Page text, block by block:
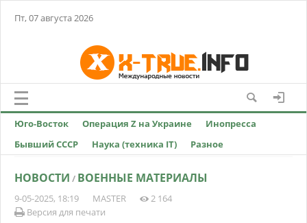
Пт, 07 августа 2026
Юго-Восток Операция Z на Украине
Инопресса
Бывший СССР
Наука (техника IT) Разное
НОВОСТИ / ВОЕННЫЕ МАТЕРИАЛЫ
9-05-2025, 18:19 MASTER
2 164
Версия для печати